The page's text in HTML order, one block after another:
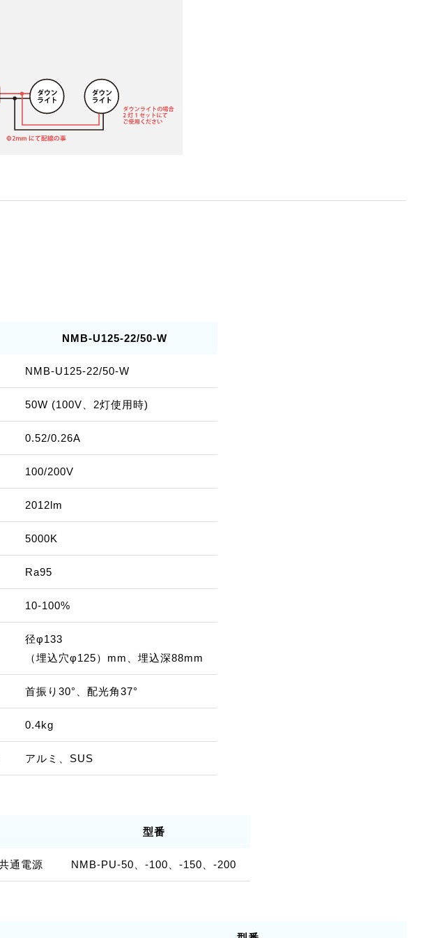
NMB-U125-22/50-W
NMB-U125-22/50-W
50W (100V、2灯使用時)
0.52/0.26A
100/200V
2012lm
5000K
Ra95
10-100%
径φ133
（埋込穴φ125）mm、埋込深88mm
首振り30°、配光角37°
0.4kg
アルミ、SUS
型番
通電源 NMB-PU-50、-100、-150、-200